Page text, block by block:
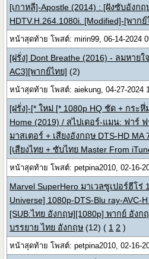
[เกาหลี]-Apostle (2014) : [ฝังซับอังกฤ
HDTV.H.264.1080i. [Modified]-[พากย์
หน้าสุดท้าย โพสต์: mirin99, 06-14-2024
[ฝรั่ง] Dont Breathe (2016) - ลมหายใ
AC3][พากย์ไทย] (2)
หน้าสุดท้าย โพสต์: aiekung, 04-27-2024
[ฝรั่ง]-[* ใหม่ [* 1080p HQ ชัด + กระหึ่
Home (2019) / สไปเดอร์-แมน: ฟาร์
มาสเตอร์ + เสียงอังกฤษ DTS-HD
[เสียงไทย + ซับไทย Master From
หน้าสุดท้าย โพสต์: petpina2010, 02-16-
Marvel SuperHero มาเวลซูเปอร์ฮีโร่
Universe] 1080p-DTS-Blu ray-AVC-
[SUB:ไทย อังกฤษ][1080p] พากย์ อังก
บรรยาย ไทย อังกฤษ (12)( 1 2 )
หน้าสุดท้าย โพสต์: petpina2010, 02-16-